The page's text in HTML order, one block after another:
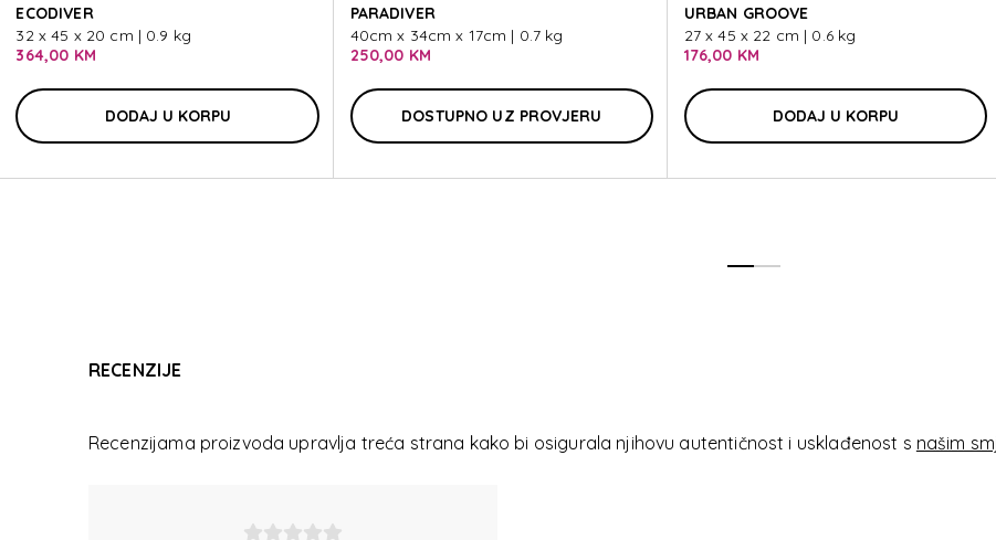
ECODIVER
32 x 45 x 20 cm | 0.9 kg
364,00 KM
DODAJ U KORPU
PARADIVER
40cm x 34cm x 17cm | 0.7 kg
250,00 KM
DOSTUPNO UZ PROVJERU
URBAN GROOVE
27 x 45 x 22 cm | 0.6 kg
176,00 KM
DODAJ U KORPU
RECENZIJE
Recenzijama proizvoda upravlja treća strana kako bi osigurala njihovu autentičnost i usklađenost s našim